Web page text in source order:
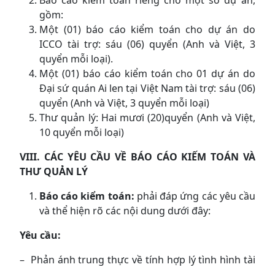
gồm:
Một (01) báo cáo kiểm toán cho dự án do
ICCO tài trợ: sáu (06) quyển (Anh và Việt, 3
quyển mỗi loại).
Một (01) báo cáo kiểm toán cho 01 dự án do
Đại sứ quán Ai len tại Việt Nam tài trợ: sáu (06)
quyển (Anh và Việt, 3 quyển mỗi loại)
Thư quản lý: Hai mươi (20)quyển (Anh và Việt,
10 quyển mỗi loại)
VIII. CÁC YÊU CẦU VỀ BÁO CÁO KIẾM TOÁN VÀ
THƯ QUẢN LÝ
Báo cáo kiểm toán: phải đáp ứng các yêu cầu
và thể hiện rõ các nội dung dưới đây:
Yêu cầu:
– Phản ánh trung thực về tính hợp lý tình hình tài